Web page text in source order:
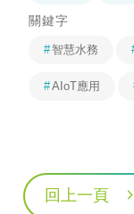
關鍵字
智慧水務
AIoT應用
回上一頁